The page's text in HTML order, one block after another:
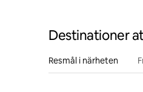
Destinationer
Resmål i närheten